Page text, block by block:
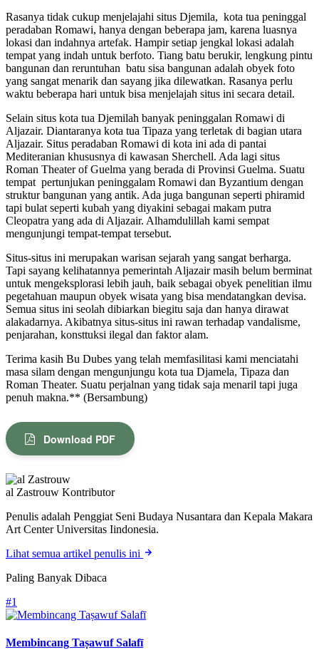
Rasanya tidak cukup menjelajahi situs Djemila, kota tua peninggal
peradaban Romawi, hanya dengan beberapa jam, karena luasnya
lokasi dan indahnya artefak. Hampir setiap jengkal lokasi adalah
tempat yang indah untuk berfoto. Tiang batu berukir, lengkung pintu
bangunan dan reruntuhan batu sisa bangunan adalah obyek foto
yang sangat menarik dan sayang jika dilewatkan. Rasanya perlu
waktu beberapa hari untuk bisa menjelajah situs ini secara detail.
Selain situs kota tua Djemilah banyak peninggalan Romawi di
Aljazair. Diantaranya kota tua Tipaza yang terletak di bagian utara
Aljazair. Situs peradaban Romawi di kota ini ada di pantai
Mediteranian khususnya di kawasan Sherchell. Ada lagi situs
Roman Theater of Guelma yang berada di Provinsi Guelma. Suatu
tempat pertunjukan peninggalam Romawi dan Byzantium dengan
struktur bangunan yang antik. Ada juga bangunan seperti phiramid
tapi bulat seperti kubah yang diyakini sebagai makam putra
Cleopatra yang ada di Aljazair. Alhamdulillah kami sempat
mengunjungi tempat-tempat tersebut.
Situs-situs ini merupakan warisan sejarah yang sangat berharga.
Tapi sayang kelihatannya pemerintah Aljazair masih belum berminat
untuk mengeksplorasi lebih jauh, baik sebagai obyek penelitian ilmu
pegetahuan maupun obyek wisata yang bisa mendatangkan devisa.
Semua situs ini seolah dibiarkan biegitu saja dan hanya dirawat
alakadarnya. Akibatnya situs-situs ini rawan terhadap vandalisme,
penjarahan, konsttuksi ilegal dan faktor alam.
Terima kasih Bu Dubes yang telah memfasilitasi kami menciatahi
masa silam dengan mengunjungu kota tua Djamela, Tipaza dan
Roman Theater. Suatu perjalnan yang tidak saja menaril tapi juga
penuh makna.** (Bersambung)
Download PDF
al Zastrouw Kontributor
Penulis adalah Penggiat Seni Budaya Nusantara dan Kepala Makara
Art Center Universitas Iindonesia.
Lihat semua artikel penulis ini
Paling Banyak Dibaca
#1
Membincang Taṣawuf Salafī